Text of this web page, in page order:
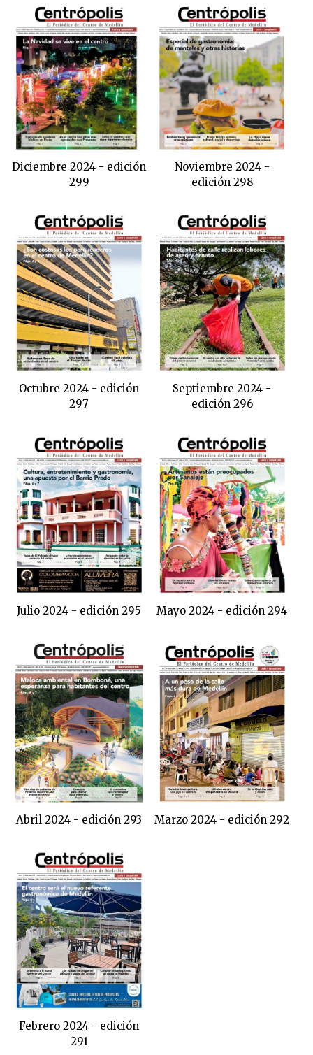
Diciembre 2024 - edición
299
Noviembre 2024 -
edición 298
Octubre 2024 - edición
297
Septiembre 2024 -
edición 296
Julio 2024 - edición 295 Mayo 2024 - edición 294
Abril 2024 - edición 293 Marzo 2024 - edición 292
Febrero 2024 - edición
291